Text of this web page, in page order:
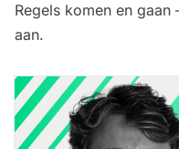
Regels komen en
aan.